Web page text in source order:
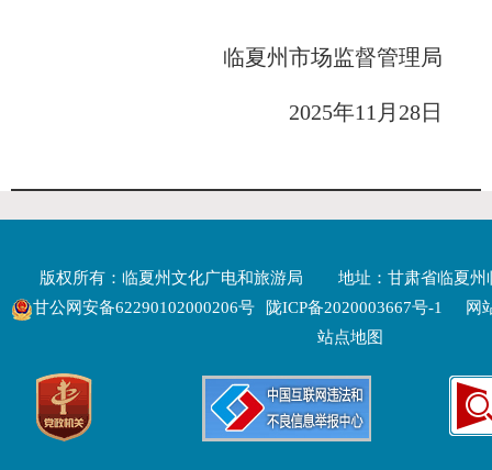
临夏州市场监督管理局
2025年11月28日
版权所有：临夏州文化广电和旅游局
地址：甘肃省临夏州
甘公网安备62290102000206号
陇ICP备2020003667号-1
网
站点地图